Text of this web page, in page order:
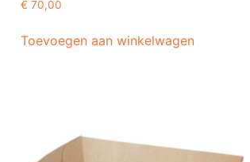
€ 70,00
Toevoegen aan winkelwagen